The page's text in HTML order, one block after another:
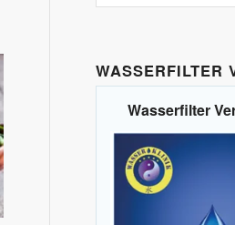
WASSERFILTER
Wasserfilter